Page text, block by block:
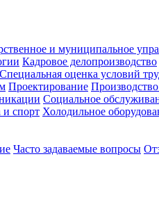
и муниципальное
Кадровое делопроизводство
оценка условий
Проектирование
Социальное
и спорт Холодильное
Часто задаваемые вопросы